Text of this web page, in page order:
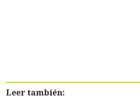
Leer también: